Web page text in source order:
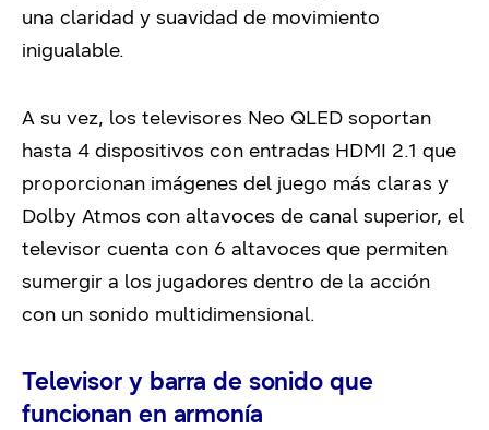
una claridad y suavidad de movimiento
inigualable.
A su vez, los televisores Neo QLED soportan
hasta 4 dispositivos con entradas HDMI 2.1 que
proporcionan imágenes del juego más claras y
Dolby Atmos con altavoces de canal superior, el
televisor cuenta con 6 altavoces que permiten
sumergir a los jugadores dentro de la acción
con un sonido multidimensional.
Televisor y barra de sonido que
funcionan en armonía